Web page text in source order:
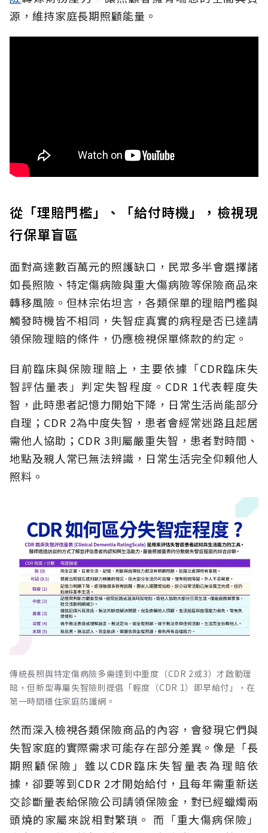
源，維持家庭長期照顧能量。
從「理賠門檻」、「給付時機」，檢視現
行保單盲區
面對高達數百萬元的照護缺口，民眾多半會選擇諸
如長照險、特定傷病險與重大傷病險等保險商品來
轉移風險。但林宗佑坦言，各類保單的理賠門檻與
觸發時機皆不相同，失智症真實的病程是否已達請
領保險理賠的條件，仍應檢視保單條款的約定。
目前臨床與保險理賠上，主要依據「CDR臨床失
智評估量表」判定失智程度。CDR 1代表輕度失
智，此時患者記憶力開始下降，日常生活尚能部分
自理；CDR 2為中度失智，患者會經常迷路且起居
需他人協助；CDR 3則屬嚴重失智，患者對時間、
地點及親人常已無法辨識，日常生活完全仰賴他人
照料。
傳統長照與特定傷病險多需達到中重度（CDR 2或3）才啟動理
賠，但新型專屬失智險則提倡「輕度（CDR 1）即早給付」，在
第一時間穩住家庭防護網。
然而深入檢視各類保險商品的內容，會發現它們與
失智家庭的實際需求可能存在部分差異。像是「長
期照顧保險」雖以CDR臨床失智量表為理賠依
據，卻要等到CDR 2才開始給付，且每年需重新送
交診斷量表給保險公司請領保險金，對已經蠟燭兩
頭燒的家屬來說相對繁瑣。 而「重大傷病保險」